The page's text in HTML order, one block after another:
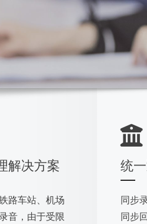
解决方案
路车站、机场
音，由于受限
统
同步
同步